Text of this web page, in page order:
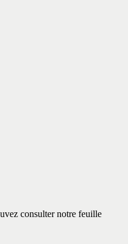
consulter notre feuille